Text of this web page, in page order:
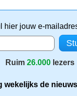
hier jouw e-
Ruim 26.000 lezers
wekelijks de